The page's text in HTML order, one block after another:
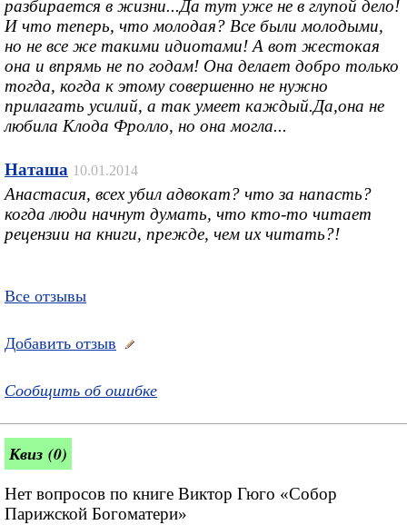
разбирается в жизни...Да тут уже не в глупой дело!
И что теперь, что молодая? Все были молодыми,
но не все же такими идиотами! А вот жестокая
она и впрямь не по годам! Она делает добро только
тогда, когда к этому совершенно не нужно
прилагать усилий, а так умеет каждый.Да,она не
любила Клода Фролло, но она могла...
Наташа 10.01.2014
Анастасия, всех убил адвокат? что за напасть?
когда люди начнут думать, что кто-то читает
рецензии на книги, прежде, чем их читать?!
Все отзывы
Добавить отзыв
Сообщить об ошибке
Квиз (0)
Нет вопросов по книге Виктор Гюго «Собор
Парижской Богоматери»